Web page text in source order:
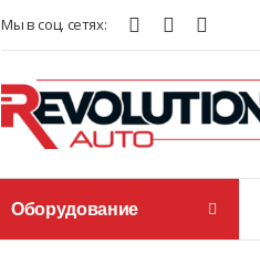
Мы в соц. сетях:
Оборудование